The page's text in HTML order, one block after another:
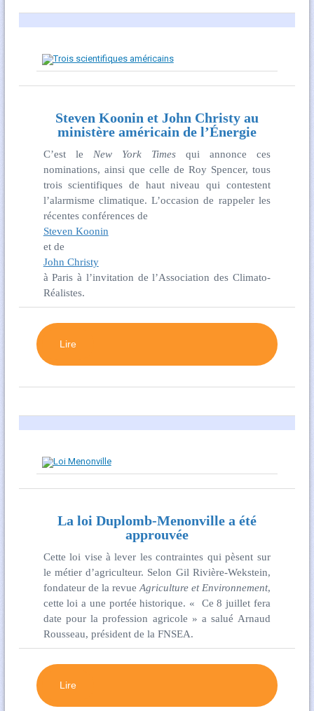
Steven Koonin et John Christy au
ministère américain de l’Énergie
C’est le New York Timesqui annonce ces
nominations, ainsi que celle de Roy Spencer, tous
trois scientifiques de haut niveau qui contestent
l’alarmisme climatique. L’occasion de rappeler les
récentes conférences de
Steven Koonin
et de
John Christy
à Paris à l’invitation de l’Association des Climato-
Réalistes.
Lire
La loi Duplomb-Menonville a été
approuvée
Cette loi vise à lever les contraintes qui pèsent sur
le métier d’agriculteur. Selon Gil Rivière-Wekstein,
fondateur de la revueAgriculture et Environnement,
cette loi a une portée historique. « Ce 8 juillet fera
date pour la profession agricole » a salué Arnaud
Rousseau, président de la FNSEA.
Lire